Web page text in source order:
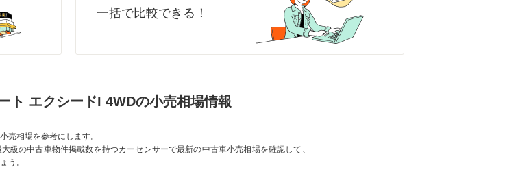
一括で比較できる！
ト エクシードI 4WDの小売相場情報
売相場を参考にします。
級の中古車物件掲載数を持つカーセンサーで最新の中古車小売相場を確認して、
う。